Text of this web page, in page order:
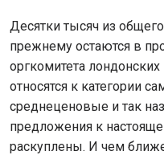
Десятки тысяч из
прежнему остаются в
оргкомитета
относятся к категории
среднеценовые и так
предложения к
раскуплены. И чем